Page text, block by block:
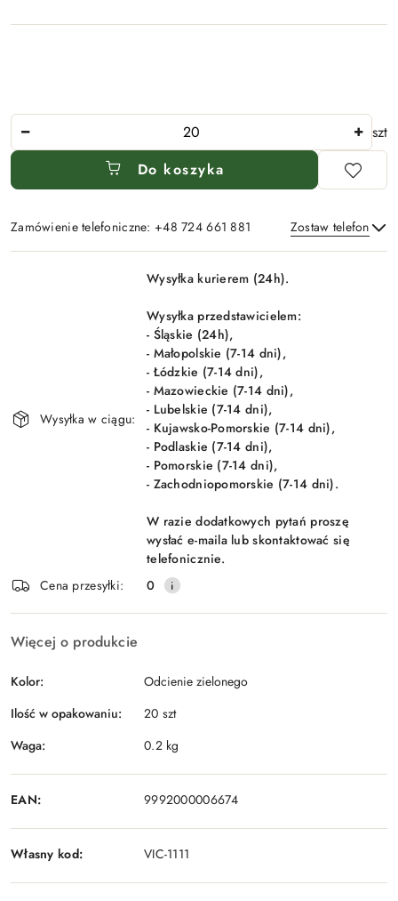
szt
Do koszyka
Zamówienie telefoniczne: +48 724 661 881 Zostaw telefon
Wyślij
Wysyłka w ciągu:
Wysyłka kurierem (24h).
Wysyłka przedstawicielem:
- Śląskie (24h),
- Małopolskie (7-14 dni),
- Łódzkie (7-14 dni),
- Mazowieckie (7-14 dni),
- Lubelskie (7-14 dni),
- Kujawsko-Pomorskie (7-14 dni),
- Podlaskie (7-14 dni),
- Pomorskie (7-14 dni),
- Zachodniopomorskie (7-14 dni).
W razie dodatkowych pytań proszę
wysłać e-maila lub skontaktować się
telefonicznie.
Cena przesyłki:
0
Więcej o produkcie
Kolor:
Odcienie zielonego
Ilość w opakowaniu:
20 szt
Waga:
0.2 kg
EAN: 9992000006674
Własny kod: VIC-1111